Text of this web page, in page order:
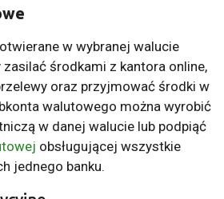
w wybranej walucie
środkami z kantora online,
oraz przyjmować środki w
walutowego można wyrobić
w danej walucie lub podpiąć
obsługującej wszystkie
jednego banku.